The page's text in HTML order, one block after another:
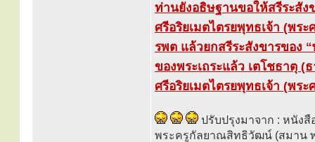
ท่านยังอธิษฐานขอให้สรีระสั
ศรีอริยเมตไตรยพุทธเจ้า (พร
รพต แล้วยกสรีระสังขารของ
ของพระเถระแล้ว เตโชธาตุ (
ศรีอริยเมตไตรยพุทธเจ้า (พระ
ปรับปรุงมาจาก : หนัง
พระครูกัลยาณสิทธิวัฒน์ (สมาน